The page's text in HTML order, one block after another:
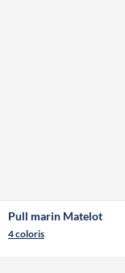
Pull marin Matelot
4 coloris